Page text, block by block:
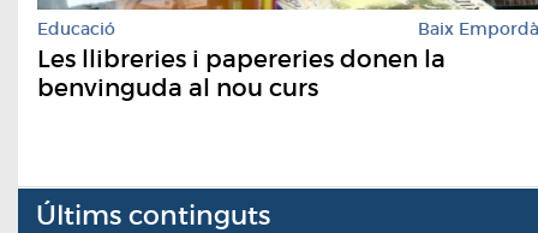
Educació Baix Empordà
Les llibreries i papereries donen la
benvinguda al nou curs
Últims continguts